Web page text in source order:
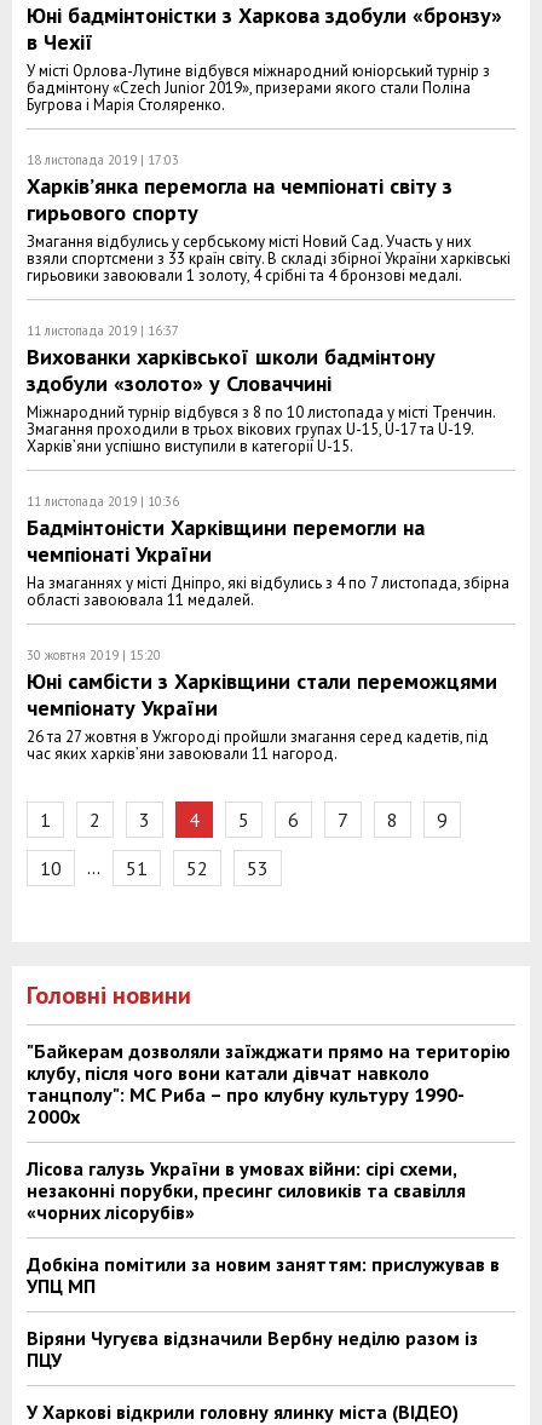
Юні бадмінтоністки з Харкова здобули «бронзу»
в Чехії
У місті Орлова-Лутине відбувся міжнародний юніорський турнір з
бадмінтону «Czech Junior 2019», призерами якого стали Поліна
Бугрова і Марія Столяренко.
18 листопада 2019 | 17:03
Харків’янка перемогла на чемпіонаті світу з
гирьового спорту
Змагання відбулись у сербському місті Новий Сад. Участь у них
взяли спортсмени з 33 країн світу. В складі збірної України харківські
гирьовики завоювали 1 золоту, 4 срібні та 4 бронзові медалі.
11 листопада 2019 | 16:37
Вихованки харківської школи бадмінтону
здобули «золото» у Словаччині
Міжнародний турнір відбувся з 8 по 10 листопада у місті Тренчин.
Змагання проходили в трьох вікових групах U-15, U-17 та U-19.
Харків’яни успішно виступили в категорії U-15.
11 листопада 2019 | 10:36
Бадмінтоністи Харківщини перемогли на
чемпіонаті України
На змаганнях у місті Дніпро, які відбулись з 4 по 7 листопада, збірна
області завоювала 11 медалей.
30 жовтня 2019 | 15:20
Юні самбісти з Харківщини стали переможцями
чемпіонату України
26 та 27 жовтня в Ужгороді пройшли змагання серед кадетів, під
час яких харків’яни завоювали 11 нагород.
1 2 3 4 5 6 7 8
9
10
… 51 52 53
Головні новини
"Байкерам дозволяли заїжджати прямо на територію
клубу, після чого вони катали дівчат навколо
танцполу": МС Риба – про клубну культуру 1990-
2000х
Лісова галузь України в умовах війни: сірі схеми,
незаконні порубки, пресинг силовиків та свавілля
«чорних лісорубів»
Добкіна помітили за новим заняттям: прислужував в
УПЦ МП
Віряни Чугуєва відзначили Вербну неділю разом із
ПЦУ
У Харкові відкрили головну ялинку міста (ВІДЕО)